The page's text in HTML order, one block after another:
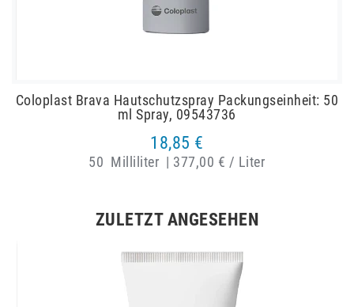
Coloplast Brava Hautschutzspray Packungseinheit: 50
ml Spray, 09543736
18,85 €
50 Milliliter | 377,00 € / Liter
ZULETZT ANGESEHEN